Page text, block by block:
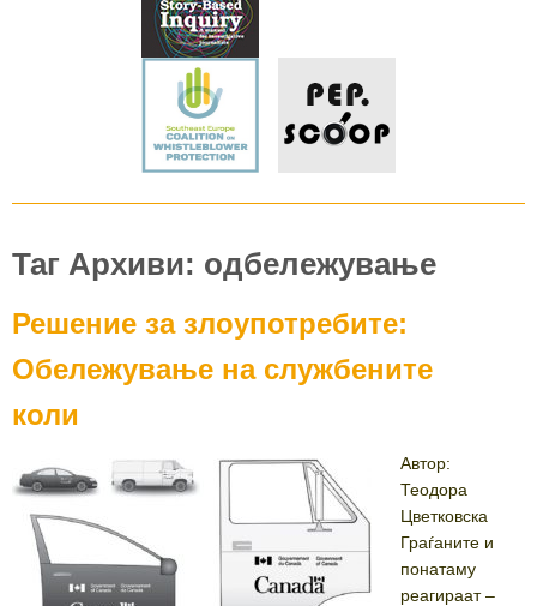
Таг Архиви: одбележување
Решение за злоупотребите:
Обележување на службените
коли
Автор:
Теодора
Цветковска
Граѓаните и
понатаму
реагираат –